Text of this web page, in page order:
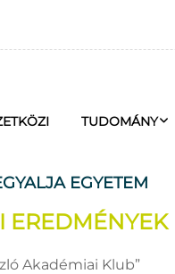
TUDOMÁNY
EGYETEM
EREDMÉNYEK
Akadémiai Klub